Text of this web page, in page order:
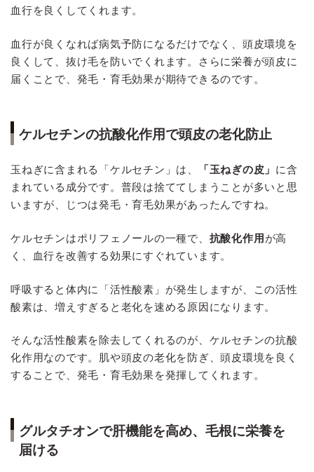
血行を良くしてくれます。
血行が良くなれば病気予防になるだけでなく、頭皮環境を
良くして、抜け毛を防いでくれます。さらに栄養が頭皮に
届くことで、発毛・育毛効果が期待できるのです。
ケルセチンの抗酸化作用で頭皮の老化防止
玉ねぎに含まれる「ケルセチン」は、 「玉ねぎの皮」 に含
まれている成分です。普段は捨ててしまうことが多いと思
いますが、じつは発毛・育毛効果があったんですね。
ケルセチンはポリフェノールの一種で、 抗酸化作用 が高
く、血行を改善する効果にすぐれています。
呼吸すると体内に「活性酸素」が発生しますが、この活性
酸素は、増えすぎると老化を速める原因になります。
そんな活性酸素を除去してくれるのが、ケルセチンの抗酸
化作用なのです。肌や頭皮の老化を防ぎ、頭皮環境を良く
することで、発毛・育毛効果を発揮してくれます。
グルタチオンで肝機能を高め、毛根に栄養を
届ける